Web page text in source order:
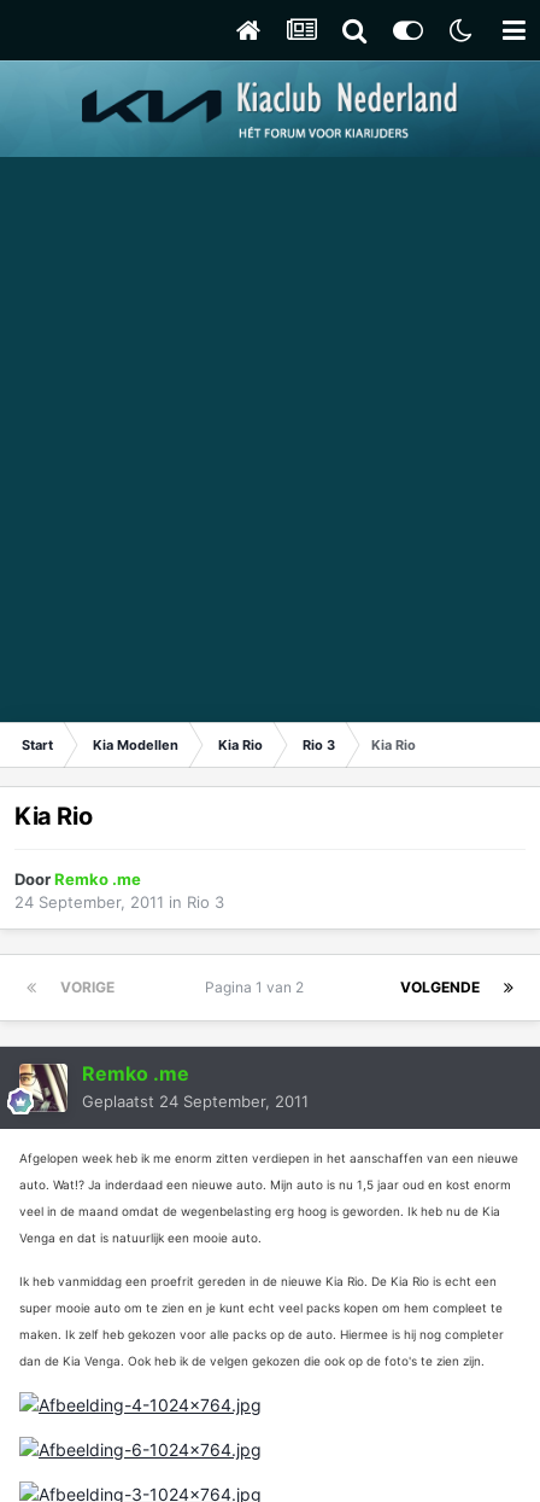
Start Kia Modellen Kia Rio Rio 3 Kia Rio
Kia Rio
DoorRemko .me
24 September, 2011 in Rio 3
VORIGE VOLGENDE
Pagina 1 van 2
Remko .me
Geplaatst 24 September, 2011
Afgelopen week heb ik me enorm zitten verdiepen in het aanschaffen van een nieuwe
auto. Wat!? Ja inderdaad een nieuwe auto. Mijn auto is nu 1,5 jaar oud en kost enorm
veel in de maand omdat de wegenbelasting erg hoog is geworden. Ik heb nu de Kia
Venga en dat is natuurlijk een mooie auto.
Ik heb vanmiddag een proefrit gereden in de nieuwe Kia Rio. De Kia Rio is echt een
super mooie auto om te zien en je kunt echt veel packs kopen om hem compleet te
maken. Ik zelf heb gekozen voor alle packs op de auto. Hiermee is hij nog completer
dan de Kia Venga. Ook heb ik de velgen gekozen die ook op de foto's te zien zijn.